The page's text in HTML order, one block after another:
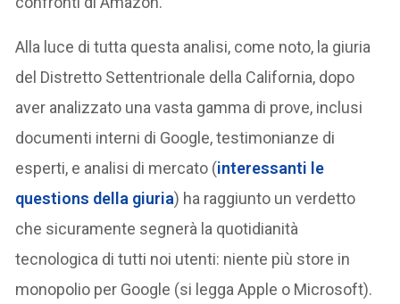
Alla luce di tutta questa analisi, come noto, la giuria
del Distretto Settentrionale della California, dopo
aver analizzato una vasta gamma di prove, inclusi
documenti interni di Google, testimonianze di
esperti, e analisi di mercato (interessanti le
questions della giuria) ha raggiunto un verdetto
che sicuramente segnerà la quotidianità
tecnologica di tutti noi utenti: niente più store in
monopolio per Google (si legga Apple o Microsoft).